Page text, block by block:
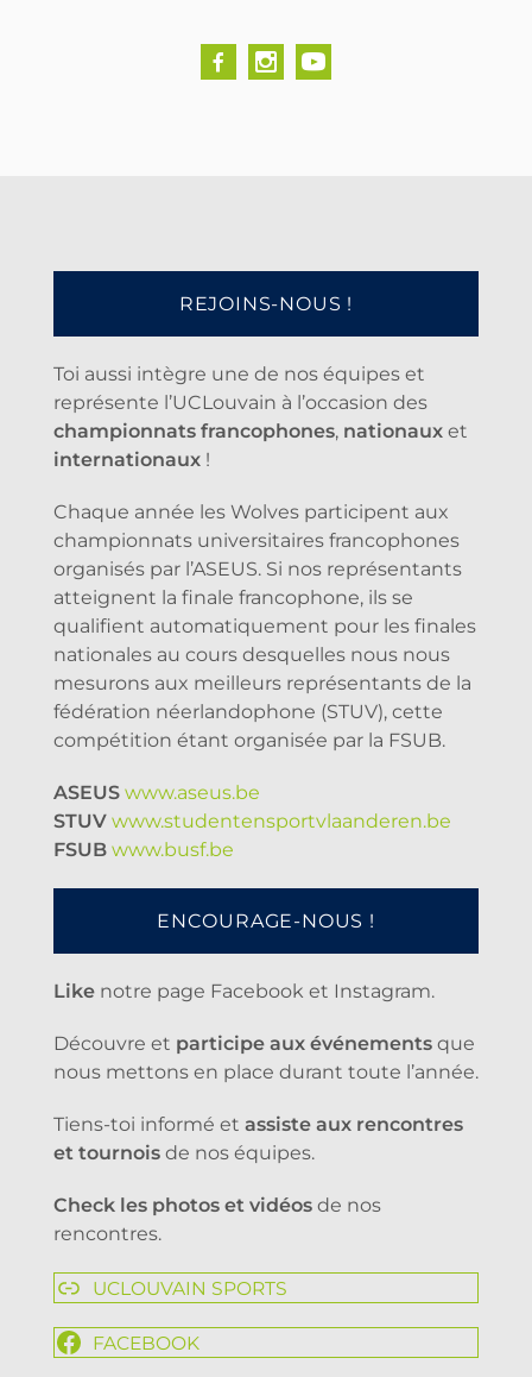
REJOINS-NOUS !
Toi aussi intègre une de nos équipes et
représente l’UCLouvain à l’occasion des
championnats francophones, nationaux et
internationaux !
Chaque année les Wolves participent aux
championnats universitaires francophones
organisés par l’ASEUS. Si nos représentants
atteignent la finale francophone, ils se
qualifient automatiquement pour les finales
nationales au cours desquelles nous nous
mesurons aux meilleurs représentants de la
fédération néerlandophone (STUV), cette
compétition étant organisée par la FSUB.
ASEUS www.aseus.be
STUV www.studentensportvlaanderen.be
FSUB www.busf.be
ENCOURAGE-NOUS !
Like notre page Facebook et Instagram.
Découvre et participe aux événements que
nous mettons en place durant toute l’année.
Tiens-toi informé et assiste aux rencontres
et tournois de nos équipes.
Check les photos et vidéos de nos
rencontres.
UCLOUVAIN SPORTS
FACEBOOK